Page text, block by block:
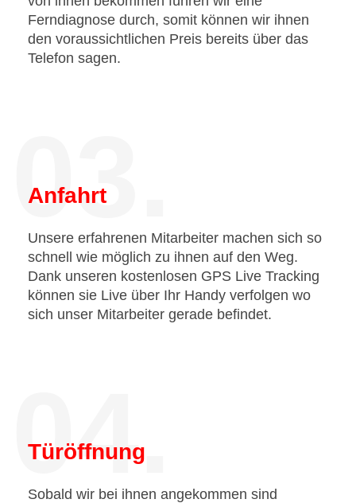
Ferndiagnose durch, somit können wir ihnen
den voraussichtlichen Preis bereits über das
Telefon sagen.
03.
Anfahrt
Unsere erfahrenen Mitarbeiter machen sich so
schnell wie möglich zu ihnen auf den Weg.
Dank unseren kostenlosen GPS Live Tracking
können sie Live über Ihr Handy verfolgen wo
sich unser Mitarbeiter gerade befindet.
04.
Türöffnung
Sobald wir bei ihnen angekommen sind